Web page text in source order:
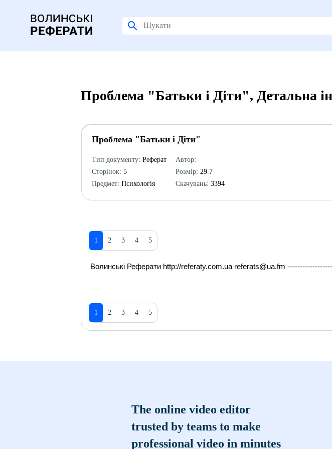
Проблема "Батьки і Діти", Детальна
Проблема "Батьки і Діти"
Тип документу: Реферат
Сторінок: 5
Предмет: Психологія
Автор:
Розмір: 29.7
Скачувань: 3394
1 2 3 4 5
Волинські Реферати http://referaty.com.ua referats@ua.fm
1 2 3 4 5
The online video editor
trusted by teams to make
professional video in minutes